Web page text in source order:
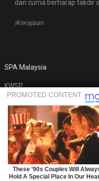
dan cuma berharap takdir
iKerajaan
SPA Malaysia
KWSP
MyFutureJobs
© 2026 iKerajaan|